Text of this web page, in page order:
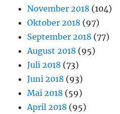
November 2018 (104)
Oktober 2018 (97)
September 2018 (77)
August 2018 (95)
Juli 2018 (73)
Juni 2018 (93)
Mai 2018 (59)
April 2018 (95)